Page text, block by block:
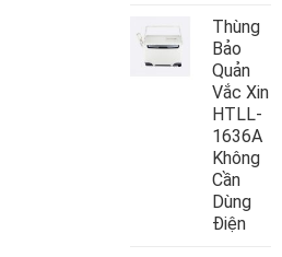
Thùng
Bảo
Quản
Vắc Xin
HTLL-
1636A
Không
Cần
Dùng
Điện